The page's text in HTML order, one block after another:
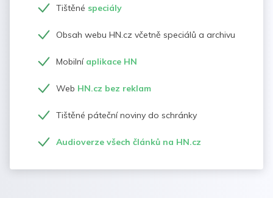
Tištěné speciály
Obsah webu HN.cz včetně speciálů a archivu
Mobilní aplikace HN
Web HN.cz bez reklam
Tištěné páteční noviny do schránky
Audioverze všech článků na HN.cz